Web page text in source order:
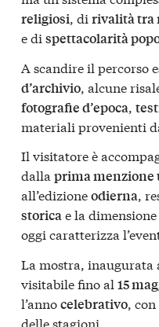
religiosi, di rivalità tra
e di spettacolarità
A scandire il percorso
d’archivio , alcune
fotografie d’epoca
materiali provenienti
Il visitatore è
dalla prima menzione
all’edizioneodierna,
storicae la dimensione
oggi caratterizza
La mostra, inaugurata
visitabile fino al 15
l’annocelebrativo, con
delle stagioni.